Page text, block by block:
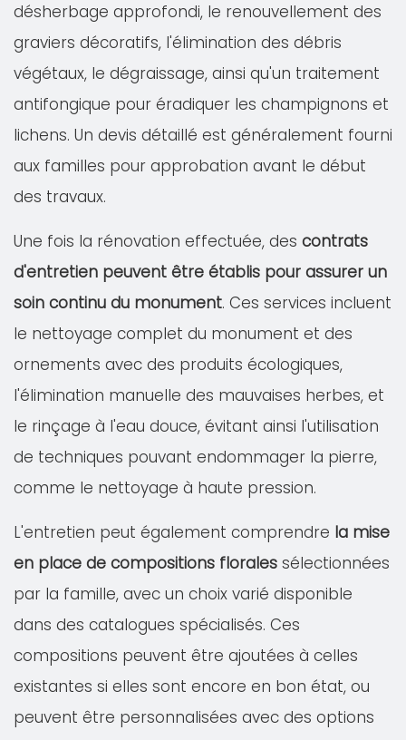
désherbage approfondi, le renouvellement des
graviers décoratifs, l'élimination des débris
végétaux, le dégraissage, ainsi qu'un traitement
antifongique pour éradiquer les champignons et
lichens. Un devis détaillé est généralement fourni
aux familles pour approbation avant le début
des travaux.
Une fois la rénovation effectuée, des contrats
d'entretien peuvent être établis pour assurer un
soin continu du monument. Ces services incluent
le nettoyage complet du monument et des
ornements avec des produits écologiques,
l'élimination manuelle des mauvaises herbes, et
le rinçage à l'eau douce, évitant ainsi l'utilisation
de techniques pouvant endommager la pierre,
comme le nettoyage à haute pression.
L'entretien peut également comprendre la mise
en place de compositions florales sélectionnées
par la famille, avec un choix varié disponible
dans des catalogues spécialisés. Ces
compositions peuvent être ajoutées à celles
existantes si elles sont encore en bon état, ou
peuvent être personnalisées avec des options